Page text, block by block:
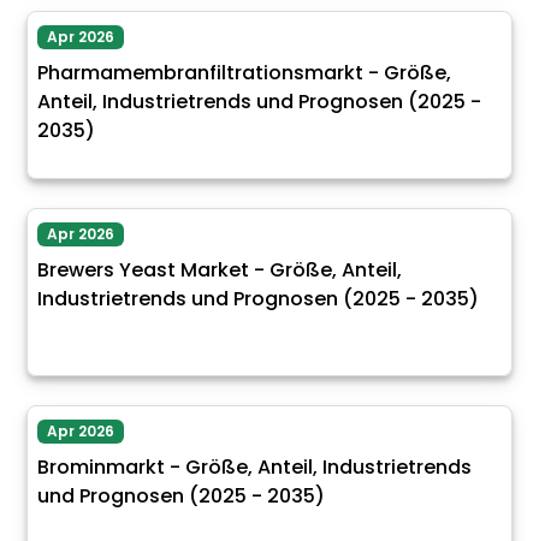
Apr 2026
Pharmamembranfiltrationsmarkt - Größe,
Anteil, Industrietrends und Prognosen (2025 -
2035)
Apr 2026
Brewers Yeast Market - Größe, Anteil,
Industrietrends und Prognosen (2025 - 2035)
Apr 2026
Brominmarkt - Größe, Anteil, Industrietrends
und Prognosen (2025 - 2035)